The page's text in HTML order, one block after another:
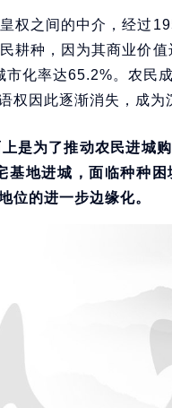
权之间的中介，经过
耕种，因为其商业价
化率达65.2%。农民
权因此逐渐消失，成为
是为了推动农民进城
地进城，面临种种
位的进一步边缘化。